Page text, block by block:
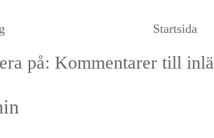
Startsida
på: Kommentarer till